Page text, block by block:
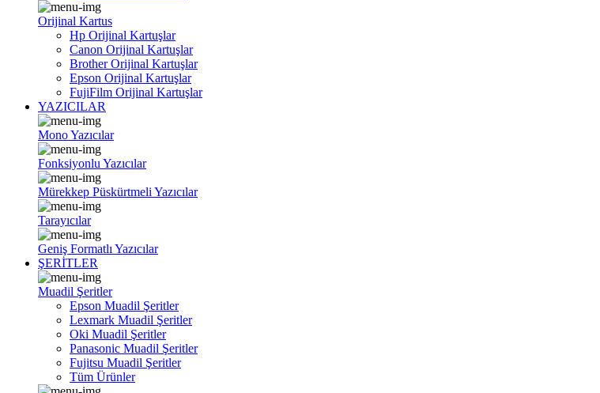
Orijinal Kartus
Hp Orijinal Kartuşlar
Canon Orijinal Kartuşlar
Brother Orijinal Kartuşlar
Epson Orijinal Kartuşlar
FujiFilm Orijinal Kartuşlar
YAZICILAR
Mono Yazıcılar
Fonksiyonlu Yazıcılar
Mürekkep Püskürtmeli Yazıcılar
Tarayıcılar
Geniş Formatlı Yazıcılar
ŞERİTLER
Muadil Şeritler
Epson Muadil Şeritler
Lexmark Muadil Şeritler
Oki Muadil Şeritler
Panasonic Muadil Şeritler
Fujitsu Muadil Şeritler
Tüm Ürünler